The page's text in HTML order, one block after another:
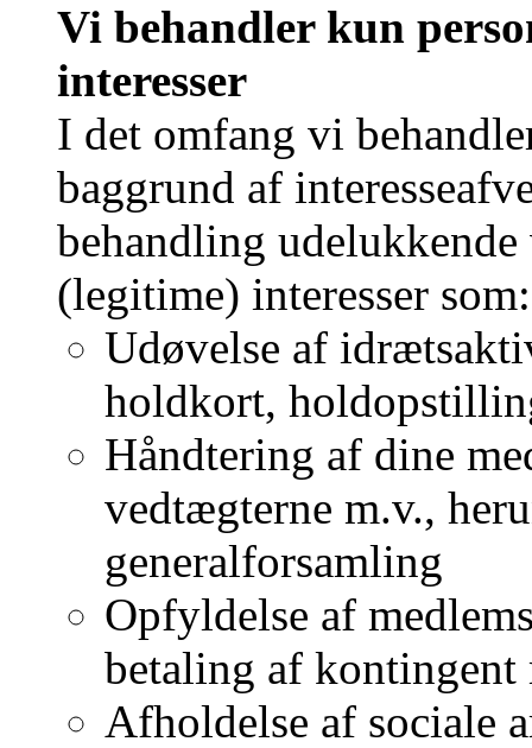
Vi behandler kun
interesser
I det omfang vi
baggrund af
behandling
(legitime) interesser som:
Udøvelse af
holdkort,
Håndtering af dine
vedtægterne m.v.,
generalforsamling
Opfyldelse af
betaling af kontingent
Afholdelse af sociale